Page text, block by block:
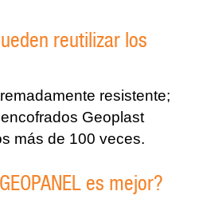
reutilizar los
resistente;
Geoplast
más de 100 veces.
es mejor?